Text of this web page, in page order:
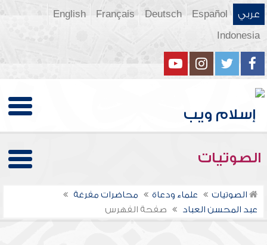
عربي Español
Deutsch
Français
English
Indonesia
الصوتيات
الصوتيات علماء ودعاة
محاضرات مفرغة
عبد المحسن العباد
صفحة الفهرس